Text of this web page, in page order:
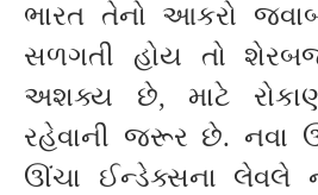
ભારત તેનો આકરો
સળગતી હોય તો
અશક્ય છે, માટે
રહેવાની જરૂર છે. નવા
ઊંચા ઈન્ડેક્સના લેવલે